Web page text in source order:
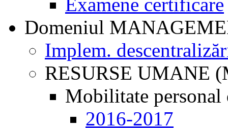
Examene certificare
Domeniul
Implem.
RESURSE UMANE
Mobilitate personal
2016-2017